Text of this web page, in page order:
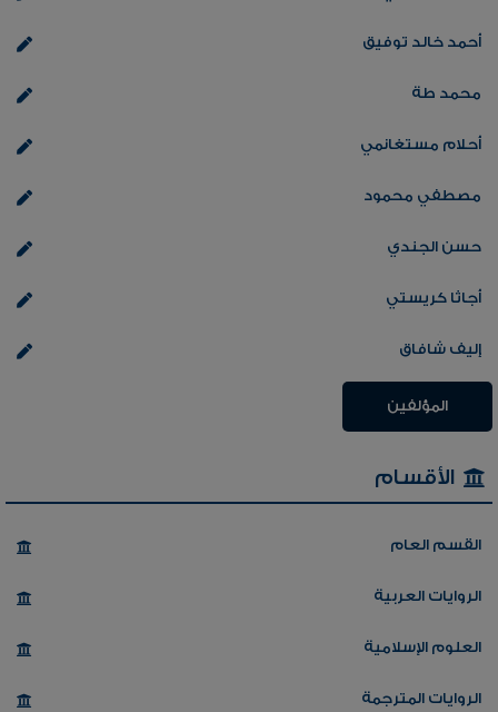
أحمد خالد توفيق
محمد طة
أحلام مستغانمي
مصطفي محمود
حسن الجندي
أجاثا كريستي
إليف شافاق
المؤلفين
الأقسام
القسم العام
الروايات العربية
العلوم الإسلامية
الروايات المترجمة